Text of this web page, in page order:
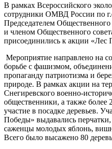
В рамках Всероссийского
сотрудники ОМВД России по
Председателем
и членом Общественного
присоединились к акции «Лес
Мероприятие направлено на
борьбе с фашизмом,
пропаганду патриотизма и
природе. В рамках акции на
Снегиревского военно-
общественники, а также
участие в посадке деревьев.
Победы» выдавались
саженцы молодых яблонь,
Всего было высажено 80